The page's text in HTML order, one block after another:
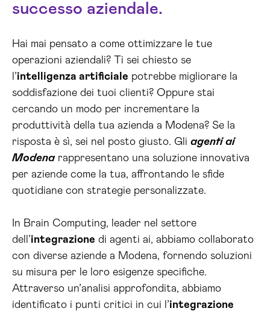
successo aziendale.
Hai mai pensato a come ottimizzare le tue
operazioni aziendali? Ti sei chiesto se
l’intelligenza artificiale potrebbe migliorare la
soddisfazione dei tuoi clienti? Oppure stai
cercando un modo per incrementare la
produttività della tua azienda a Modena? Se la
risposta è sì, sei nel posto giusto. Gli agenti ai
Modenarappresentano una soluzione innovativa
per aziende come la tua, affrontando le sfide
quotidiane con strategie personalizzate.
In Brain Computing, leader nel settore
dell’integrazione di agenti ai, abbiamo collaborato
con diverse aziende a Modena, fornendo soluzioni
su misura per le loro esigenze specifiche.
Attraverso un’analisi approfondita, abbiamo
identificato i punti critici in cui l’integrazione